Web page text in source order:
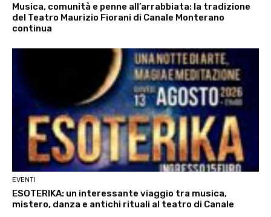
Musica, comunità e penne all’arrabbiata: la tradizione
del Teatro Maurizio Fiorani di Canale Monterano
continua
EVENTI
ESOTERIKA: un interessante viaggio tra musica,
mistero, danza e antichi rituali al teatro di Canale